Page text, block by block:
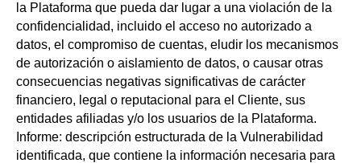
la Plataforma que pueda dar lugar a una violación de la
confidencialidad, incluido el acceso no autorizado a
datos, el compromiso de cuentas, eludir los mecanismos
de autorización o aislamiento de datos, o causar otras
consecuencias negativas significativas de carácter
financiero, legal o reputacional para el Cliente, sus
entidades afiliadas y/o los usuarios de la Plataforma.
Informe: descripción estructurada de la Vulnerabilidad
identificada, que contiene la información necesaria para